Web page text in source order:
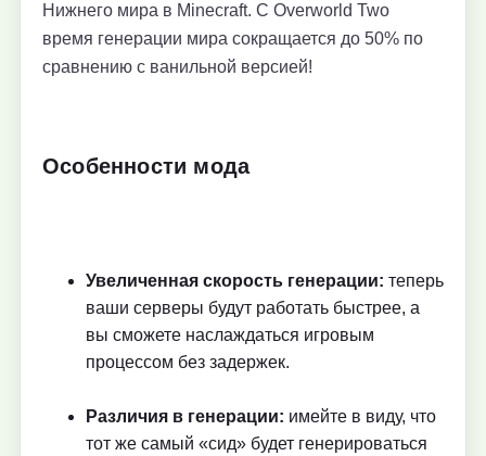
Нижнего мира в Minecraft. С Overworld Two
время генерации мира сокращается до 50% по
сравнению с ванильной версией!
Особенности мода
Увеличенная скорость генерации: теперь
ваши серверы будут работать быстрее, а
вы сможете наслаждаться игровым
процессом без задержек.
Различия в генерации: имейте в виду, что
тот же самый «сид» будет генерироваться